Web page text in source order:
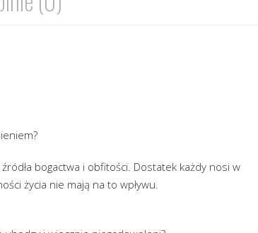
bogactwa i obfitości. Dostatek każdy nosi w
życia nie mają na to wpływu.